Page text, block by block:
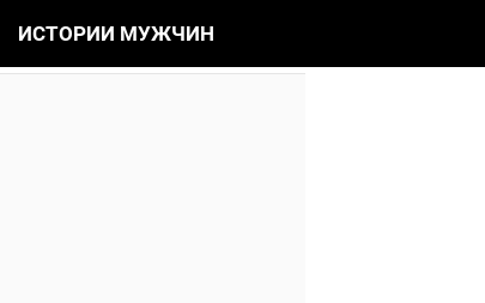
ИСТОРИИ МУЖЧИН